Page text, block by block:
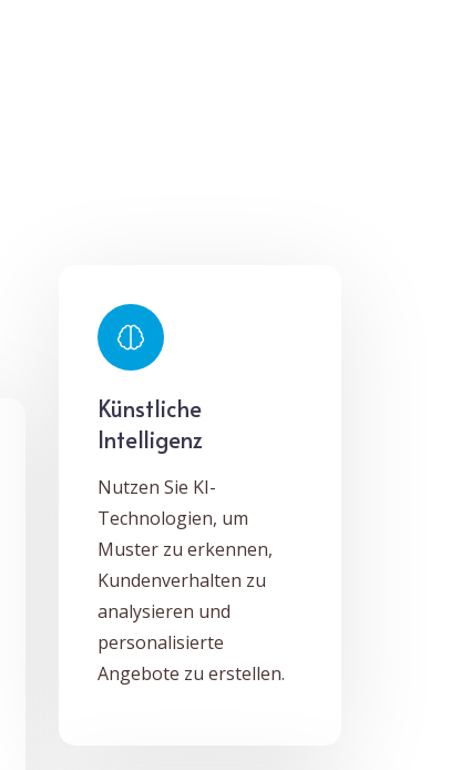
Künstliche
Intelligenz
Nutzen Sie KI-
Technologien, um
Muster zu erkennen,
Kundenverhalten zu
analysieren und
personalisierte
Angebote zu erstellen.